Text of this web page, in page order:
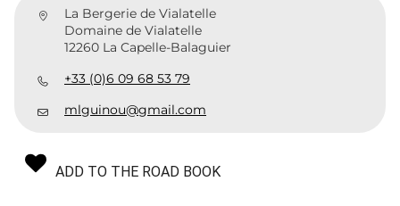
La Bergerie de Vialatelle
Domaine de Vialatelle
12260 La Capelle-Balaguier
+33 (0)6 09 68 53 79
mlguinou@gmail.com
ADD TO THE ROAD BOOK